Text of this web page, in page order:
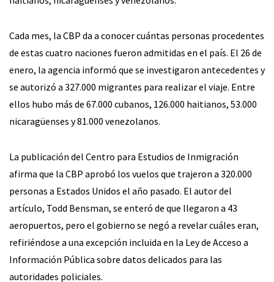
Cada mes, la CBP da a conocer cuántas personas procedentes
de estas cuatro naciones fueron admitidas en el país. El 26 de
enero, la agencia informó que se investigaron antecedentes y
se autorizó a 327.000 migrantes para realizar el viaje. Entre
ellos hubo más de 67.000 cubanos, 126.000 haitianos, 53.000
nicaragüenses y 81.000 venezolanos.
La publicación del Centro para Estudios de Inmigración
afirma que la CBP aprobó los vuelos que trajeron a 320.000
personas a Estados Unidos el año pasado. El autor del
artículo, Todd Bensman, se enteró de que llegaron a 43
aeropuertos, pero el gobierno se negó a revelar cuáles eran,
refiriéndose a una excepción incluida en la Ley de Acceso a
Información Pública sobre datos delicados para las
autoridades policiales.